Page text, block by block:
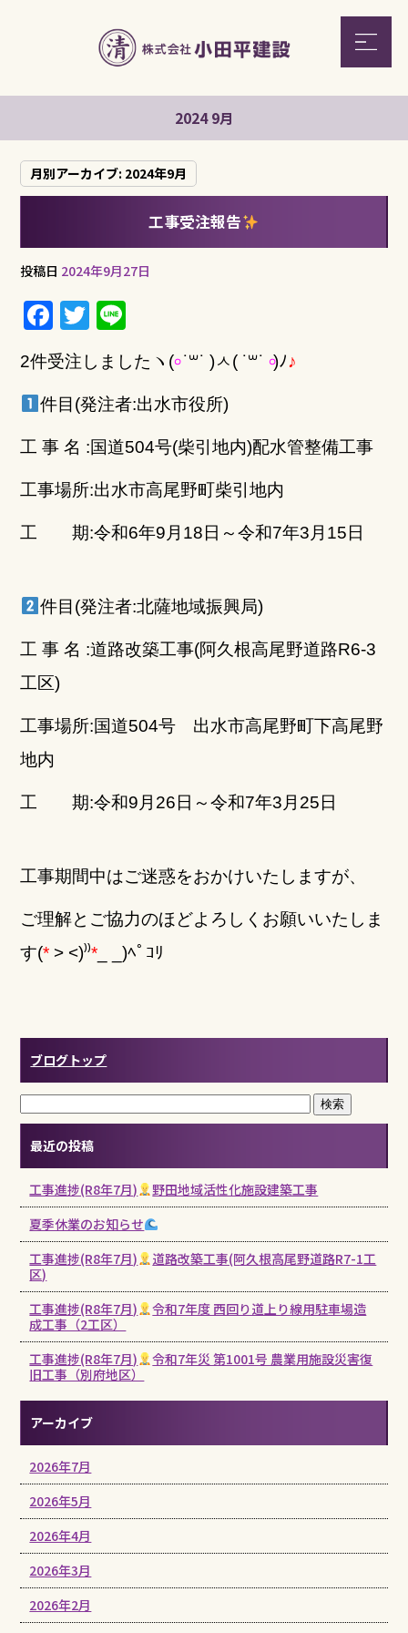
2024 9月
月別アーカイブ: 2024年9月
工事受注報告
投稿日 2024年9月27日
F
a
c
e
b
o
o
T
w
it
te
r
n
e
2件受注しました ヽ (৹˙꒳​˙ )ㅅ( ˙꒳​˙৹)ﾉ♪
件目(発注者:出水市役所)
工 事 名 :国道504号(柴引地内)配水管整備工事
工事場所:出水市高尾野町柴引地内
工 期:令和6年9月18日～令和7年3月15日
件目(発注者:北薩地域振興局)
工 事 名 :道路改築工事(阿久根高尾野道路R6-3
工区)
工事場所:国道504号 出水市高尾野町下高尾野
地内
工 期:令和9月26日～令和7年3月25日
工事期間中はご迷惑をおかけいたしますが、
ご理解とご協力のほどよろしくお願いいたしま
す(* > <)⁾⁾* _ _)ﾍﾟｺﾘ
ブログトップ
最近の投稿
工事進捗(R8年7月)
野田地域活性化施設建築工事
夏季休業のお知らせ
工事進捗(R8年7月)
道路改築工事(阿久根高尾野道路R7-1工
区)
工事進捗(R8年7月)
令和7年度 西回り道上り線用駐車場造
成工事（2工区）
工事進捗(R8年7月)
令和7年災 第1001号 農業用施設災害復
旧工事（別府地区）
アーカイブ
2026年7月
2026年5月
2026年4月
2026年3月
2026年2月